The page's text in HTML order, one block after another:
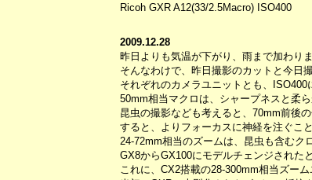
Ricoh GXR A12(33/2.5Macro) ISO400
2009.12.28
昨日よりも気温が下がり、雨まで加わり
そんなわけで、昨日撮影のカットと今日
それぞれのカメラユニットとも、ISO400
50mm相当マクロは、シャープネスと柔
昆虫の撮影なども考えると、70mm前後
すると、よりフォーカスに神経を注ぐこ
24-72mm相当のズームは、昆虫も含むク
GX8からGX100にモデルチェンジされた
これに、CX2搭載の28-300mm相当ズー